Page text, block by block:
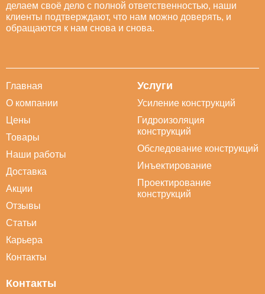
делаем своё дело с полной ответственностью, наши
клиенты подтверждают, что нам можно доверять, и
обращаются к нам снова и снова.
Главная
О компании
Цены
Товары
Наши работы
Доставка
Акции
Отзывы
Статьи
Карьера
Контакты
Услуги
Усиление конструкций
Гидроизоляция
конструкций
Обследование конструкций
Инъектирование
Проектирование
конструкций
Контакты